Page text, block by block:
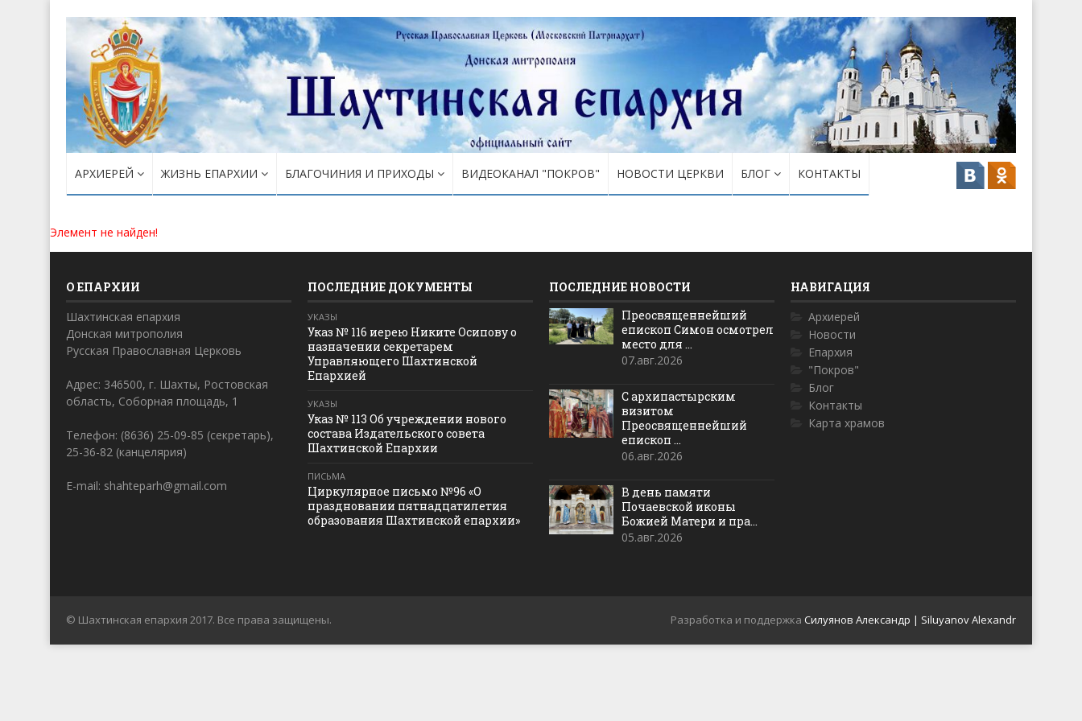
АРХИЕРЕЙ ЖИЗНЬ ЕПАРХИИ БЛАГОЧИНИЯ И ПРИХОДЫ ВИДЕОКАНАЛ "ПОКРОВ" НОВОСТИ ЦЕРКВИ БЛОГ КОНТАКТЫ
Элемент не найден!
О ЕПАРХИИ
Шахтинская епархия
Донская митрополия
Русская Православная Церковь
Адрес: 346500, г. Шахты, Ростовская
область, Соборная площадь, 1
Телефон: (8636) 25-09-85 (секретарь),
25-36-82 (канцелярия)
E-mail: shahteparh@gmail.com
ПОСЛЕДНИЕ ДОКУМЕНТЫ
УКАЗЫ
Указ № 116 иерею Никите Осипову о
назначении секретарем
Управляющего Шахтинской
Епархией
УКАЗЫ
Указ № 113 Об учреждении нового
состава Издательского совета
Шахтинской Епархии
ПИСЬМА
Циркулярное письмо №96 «О
праздновании пятнадцатилетия
образования Шахтинской епархии»
ПОСЛЕДНИЕ НОВОСТИ
Преосвященнейший
епископ Симон осмотрел
место для ...
07.авг.2026
С архипастырским
визитом
Преосвященнейший
епископ ...
06.авг.2026
В день памяти
Почаевской иконы
Божией Матери и пра...
05.авг.2026
НАВИГАЦИЯ
Архиерей
Новости
Епархия
"Покров"
Блог
Контакты
Карта храмов
© Шахтинская епархия 2017. Все права защищены. Разработка и поддержка Силуянов Александр | Siluyanov Alexandr